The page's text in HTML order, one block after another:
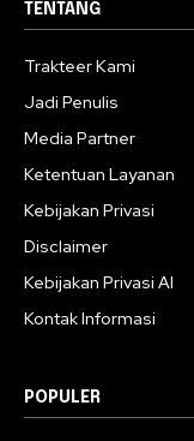
TENTANG
Trakteer Kami
Jadi Penulis
Media Partner
Ketentuan Layanan
Kebijakan Privasi
Disclaimer
Kebijakan Privasi AI
Kontak Informasi
POPULER